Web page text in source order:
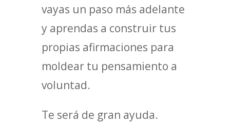
vayas un paso más adelante
y aprendas a construir tus
propias afirmaciones para
moldear tu pensamiento a
voluntad.
Te será de gran ayuda.